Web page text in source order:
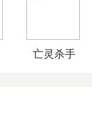
亡灵杀手